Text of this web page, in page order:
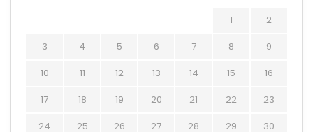
1
2
3
4 5 6 7 8
9
10
11 12 13 14 15
16
17
18 19 20 21 22
23
24
25 26 27 28 29 30